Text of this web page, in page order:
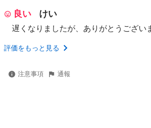
良い
けい
遅くなりましたが、ありがとうござい
評価をもっと見る
注意事項 通報